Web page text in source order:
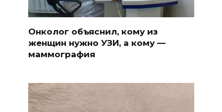
Онколог объяснил, кому из
женщин нужно УЗИ, а кому —
маммография